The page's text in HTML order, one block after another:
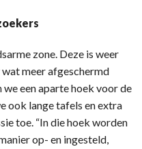
zone. Deze is weer
meer afgeschermd
een aparte hoek voor de
ook lange tafels en extra
toe. “In die hoek worden
op- en ingesteld,